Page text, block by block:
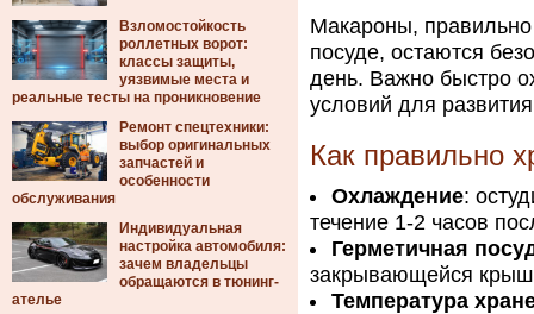
Взломостойкость
роллетных ворот:
классы защиты,
уязвимые места и
реальные тесты на проникновение
Ремонт спецтехники:
выбор оригинальных
запчастей и
особенности
обслуживания
Индивидуальная
настройка автомобиля:
зачем владельцы
обращаются в тюнинг-
ателье
Макароны,
посуде, остаются
день. Важно быстро
условий для
Как правильно
Охлаждение:
течение 1-2 часов
Герметичная
закрывающейся
Температура